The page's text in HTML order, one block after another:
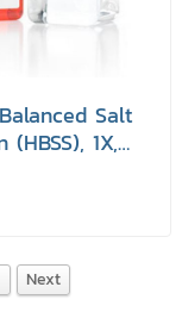
Salt
(HBSS), 1X,
without
Next